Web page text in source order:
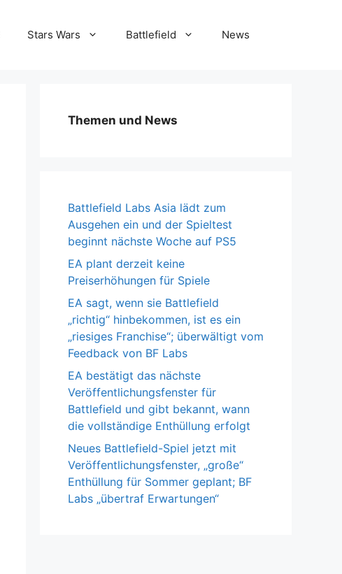
Stars Wars Battlefield News
Themen und News
Battlefield Labs Asia lädt zum
Ausgehen ein und der Spieltest
beginnt nächste Woche auf PS5
EA plant derzeit keine
Preiserhöhungen für Spiele
EA sagt, wenn sie Battlefield
„richtig“ hinbekommen, ist es ein
„riesiges Franchise“; überwältigt vom
Feedback von BF Labs
EA bestätigt das nächste
Veröffentlichungsfenster für
Battlefield und gibt bekannt, wann
die vollständige Enthüllung erfolgt
Neues Battlefield-Spiel jetzt mit
Veröffentlichungsfenster, „große“
Enthüllung für Sommer geplant; BF
Labs „übertraf Erwartungen“